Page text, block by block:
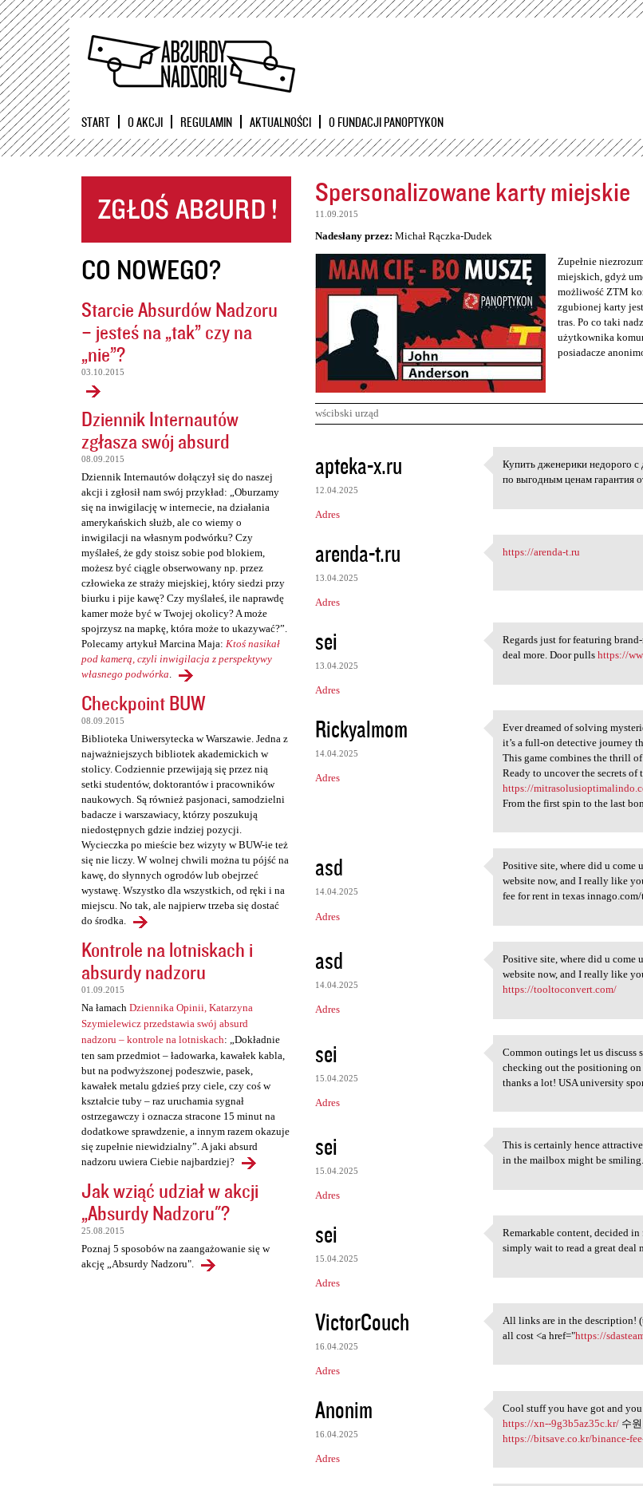
Przejdź
START O AKCJI REGULAMIN AKTUALNOŚCI O FUNDACJI PANOPTYKON
CO NOWEGO?
Starcie Absurdów Nadzoru
– jesteś na „tak” czy na
„nie”?
03.10.2015
Dziennik Internautów
zgłasza swój absurd
08.09.2015
Dziennik Internautów dołączył się do naszej
akcji i zgłosił nam swój przykład: „Oburzamy
się na inwigilację w internecie, na działania
amerykańskich służb, ale co wiemy o
inwigilacji na własnym podwórku? Czy
myślałeś, że gdy stoisz sobie pod blokiem,
możesz być ciągle obserwowany np. przez
człowieka ze straży miejskiej, który siedzi przy
biurku i pije kawę? Czy myślałeś, ile naprawdę
kamer może być w Twojej okolicy? A może
spojrzysz na mapkę, która może to ukazywać?”.
Polecamy artykuł Marcina Maja: Ktoś nasikał
pod kamerą, czyli inwigilacja z perspektywy
własnego podwórka.
Checkpoint BUW
08.09.2015
Biblioteka Uniwersytecka w Warszawie. Jedna z
najważniejszych bibliotek akademickich w
stolicy. Codziennie przewijają się przez nią
setki studentów, doktorantów i pracowników
naukowych. Są również pasjonaci, samodzielni
badacze i warszawiacy, którzy poszukują
niedostępnych gdzie indziej pozycji.
Wycieczka po mieście bez wizyty w BUW-ie też
się nie liczy. W wolnej chwili można tu pójść na
kawę, do słynnych ogrodów lub obejrzeć
wystawę. Wszystko dla wszystkich, od ręki i na
miejscu. No tak, ale najpierw trzeba się dostać
do środka.
Kontrole na lotniskach i
absurdy nadzoru
01.09.2015
Na łamach Dziennika Opinii, Katarzyna
Szymielewicz przedstawia swój absurd
nadzoru – kontrole na lotniskach: „Dokładnie
ten sam przedmiot – ładowarka, kawałek kabla,
but na podwyższonej podeszwie, pasek,
kawałek metalu gdzieś przy ciele, czy coś w
kształcie tuby – raz uruchamia sygnał
ostrzegawczy i oznacza stracone 15 minut na
dodatkowe sprawdzenie, a innym razem okazuje
się zupełnie niewidzialny”. A jaki absurd
nadzoru uwiera Ciebie najbardziej?
Jak wziąć udział w akcji
„Absurdy Nadzoru"?
25.08.2015
Poznaj 5 sposobów na zaangażowanie się w
akcję „Absurdy Nadzoru".
Spersonalizowane karty miejskie
11.09.2015
Nadesłany przez: Michał Rączka-Dudek
Zupełnie
miejskich, gdyż
możliwość ZTM
zgubionej karty
tras. Po co taki
użytkownika
posiadacze
wścibski urząd
K
o
m
e
n
t
r
z
e
apteka-x.ru
12.04.2025
Adres
Купить дженерики
Купить дженерики недорого с
по выгодным ценам гарантия
arenda-t.ru
13.04.2025
Adres
https://arenda-t.ru
https://arenda-t.ru
sei
13.04.2025
Adres
Regards just for
Regards just for featuring
deal more. Door pullshttps://
Rickyalmom
14.04.2025
Adres
Ever dreamed of solving
Ever dreamed of solving
it’s a full-on detective journey
This game combines the thrill
Ready to uncover the secrets
https://
From the first spin to the last
asd
14.04.2025
Adres
Positive site, where did u
Positive site, where did u come
website now, and I really like
fee for rent in texas
asd
14.04.2025
Adres
Positive site, where did u
Positive site, where did u come
website now, and I really like
https://tooltoconvert.com/
sei
15.04.2025
Adres
Common outings let us
Common outings let us
checking out the positioning
thanks a lot! USA university
sei
15.04.2025
Adres
This is certainly hence
This is certainly hence
in the mailbox might be
sei
15.04.2025
Adres
Remarkable content,
Remarkable content, decided
simply wait to read a great
VictorCouch
16.04.2025
Adres
All links are in the
All links are in the description!
all cost <a href="https://
Anonim
16.04.2025
Adres
Cool stuff you have got
Cool stuff you have got and
https://xn--9g3b5az35c.kr/ 수
https://bitsave.co.kr/binance-